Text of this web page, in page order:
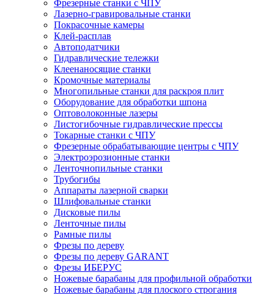
Фрезерные станки с ЧПУ
Лазерно-гравировальные станки
Покрасочные камеры
Клей-расплав
Автоподатчики
Гидравлические тележки
Клеенаносящие станки
Кромочные материалы
Многопильные станки для раскроя плит
Оборудование для обработки шпона
Оптоволоконные лазеры
Листогибочные гидравлические прессы
Токарные станки с ЧПУ
Фрезерные обрабатывающие центры с ЧПУ
Электроэрозионные станки
Ленточнопильные станки
Трубогибы
Аппараты лазерной сварки
Шлифовальные станки
Дисковые пилы
Ленточные пилы
Рамные пилы
Фрезы по дереву
Фрезы по дереву GARANT
Фрезы ИБЕРУС
Ножевые барабаны для профильной обработки
Ножевые барабаны для плоского строгания